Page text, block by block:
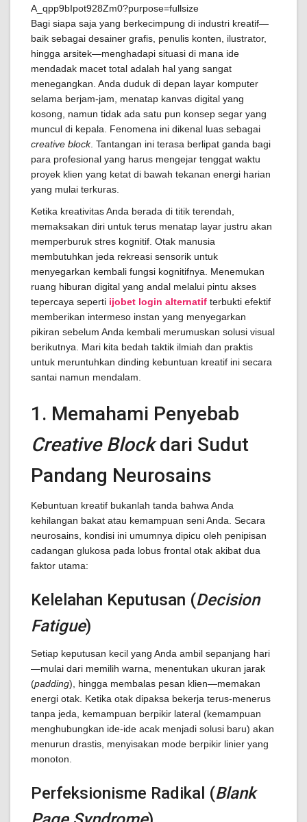
Bagi siapa saja yang berkecimpung di industri kreatif—
baik sebagai desainer grafis, penulis konten, ilustrator,
hingga arsitek—menghadapi situasi di mana ide
mendadak macet total adalah hal yang sangat
menegangkan. Anda duduk di depan layar komputer
selama berjam-jam, menatap kanvas digital yang
kosong, namun tidak ada satu pun konsep segar yang
muncul di kepala. Fenomena ini dikenal luas sebagai
creative block. Tantangan ini terasa berlipat ganda bagi
para profesional yang harus mengejar tenggat waktu
proyek klien yang ketat di bawah tekanan energi harian
yang mulai terkuras.
Ketika kreativitas Anda berada di titik terendah,
memaksakan diri untuk terus menatap layar justru akan
memperburuk stres kognitif. Otak manusia
membutuhkan jeda rekreasi sensorik untuk
menyegarkan kembali fungsi kognitifnya. Menemukan
ruang hiburan digital yang andal melalui pintu akses
tepercaya seperti ijobet login alternatif terbukti efektif
memberikan intermeso instan yang menyegarkan
pikiran sebelum Anda kembali merumuskan solusi visual
berikutnya. Mari kita bedah taktik ilmiah dan praktis
untuk meruntuhkan dinding kebuntuan kreatif ini secara
santai namun mendalam.
1. Memahami Penyebab
Creative Blockdari Sudut
Pandang Neurosains
Kebuntuan kreatif bukanlah tanda bahwa Anda
kehilangan bakat atau kemampuan seni Anda. Secara
neurosains, kondisi ini umumnya dipicu oleh penipisan
cadangan glukosa pada lobus frontal otak akibat dua
faktor utama:
Kelelahan Keputusan (Decision
Fatigue)
Setiap keputusan kecil yang Anda ambil sepanjang hari
—mulai dari memilih warna, menentukan ukuran jarak
(padding), hingga membalas pesan klien—memakan
energi otak. Ketika otak dipaksa bekerja terus-menerus
tanpa jeda, kemampuan berpikir lateral (kemampuan
menghubungkan ide-ide acak menjadi solusi baru) akan
menurun drastis, menyisakan mode berpikir linier yang
monoton.
Perfeksionisme Radikal (Blank